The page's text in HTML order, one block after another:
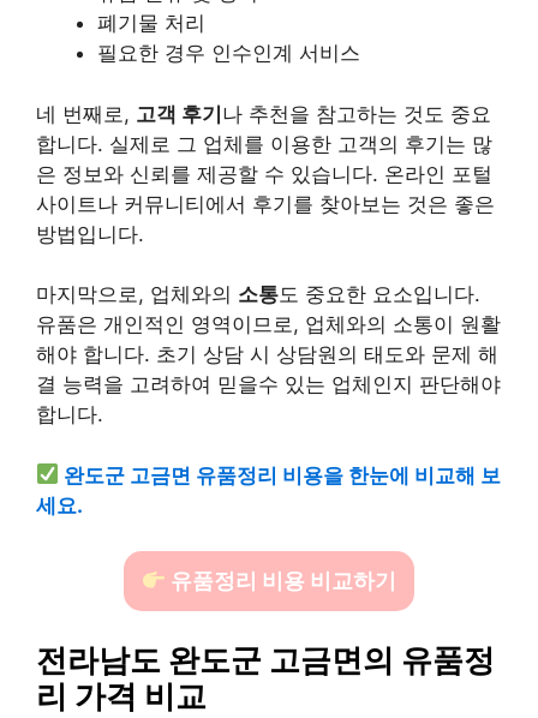
폐기물 처리
필요한 경우 인수인계 서비스
네 번째로, 고객 후기나 추천을 참고하는 것도 중요
합니다. 실제로 그 업체를 이용한 고객의 후기는 많
은 정보와 신뢰를 제공할 수 있습니다. 온라인 포털
사이트나 커뮤니티에서 후기를 찾아보는 것은 좋은
방법입니다.
마지막으로, 업체와의 소통도 중요한 요소입니다.
유품은 개인적인 영역이므로, 업체와의 소통이 원활
해야 합니다. 초기 상담 시 상담원의 태도와 문제 해
결 능력을 고려하여 믿을수 있는 업체인지 판단해야
합니다.
완도군 고금면 유품정리 비용을 한눈에 비교해 보
세요.
유품정리 비용 비교하기
전라남도 완도군 고금면의 유품정
리 가격 비교